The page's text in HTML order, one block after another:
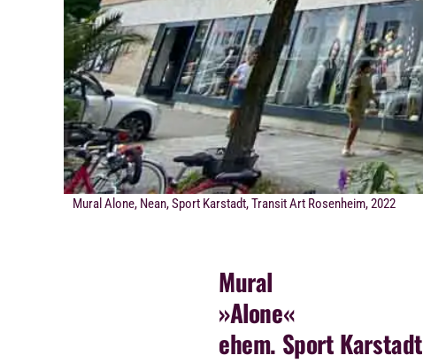
Mural Alone, Nean, Sport Karstadt, Transit Art Rosenheim, 2022
Mural
»Alone«
ehem. Sport Karstadt